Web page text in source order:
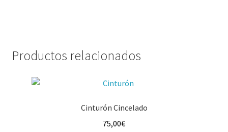
Productos relacionados
Cinturón Cincelado
75,00€